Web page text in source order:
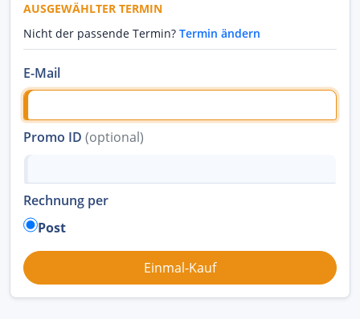
AUSGEWÄHLTER TERMIN
Nicht der passende Termin? Termin ändern
E-Mail
Promo ID (optional)
Rechnung per
Post